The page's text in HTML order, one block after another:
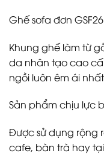
Ghế sofa đơn
Khung ghế làm từ
da nhân tạo cao
ngồi luôn êm ái
Sản phẩm chịu lực
Được sử dụng rộng
cafe, bàn trà hay